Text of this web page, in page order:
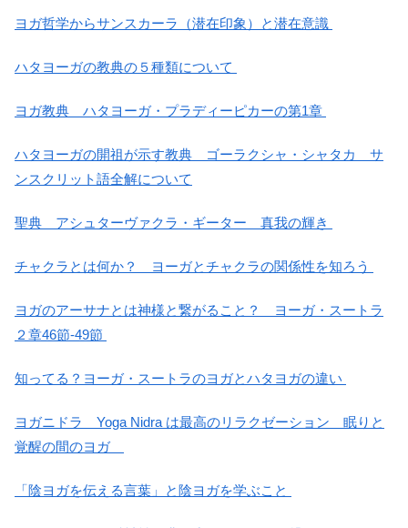
ヨガ哲学からサンスカーラ（潜在印象）と潜在意識
ハタヨーガの教典の５種類について
ヨガ教典 ハタヨーガ・プラディーピカーの第1章
ハタヨーガの開祖が示す教典 ゴーラクシャ・シャタカ サ
ンスクリット語全解について
聖典 アシュターヴァクラ・ギーター 真我の輝き
チャクラとは何か？ ヨーガとチャクラの関係性を知ろう
ヨガのアーサナとは神様と繋がること？ ヨーガ・スートラ
２章46節-49節
知ってる？ヨーガ・スートラのヨガとハタヨガの違い
ヨガニドラ Yoga Nidra は最高のリラクゼーション 眠りと
覚醒の間のヨガ
「陰ヨガを伝える言葉」と陰ヨガを学ぶこと